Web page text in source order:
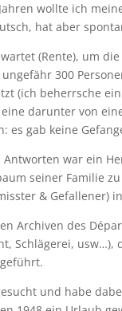
wollte ich
hat aber
(Rente), um
300
(ich beherrsche
darunter von
es gab keine
war ein
seiner Familie
& Gefallener)
Archiven des
Schlägerei, usw…),
und habe